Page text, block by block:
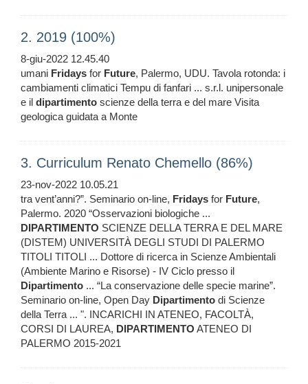
2. 2019 (100%)
8-giu-2022 12.45.40
umani Fridays for Future, Palermo, UDU. Tavola rotonda: i
cambiamenti climatici Tempu di fanfari ... s.r.l. unipersonale
e il dipartimento scienze della terra e del mare Visita
geologica guidata a Monte
3. Curriculum Renato Chemello (86%)
23-nov-2022 10.05.21
tra vent’anni?”. Seminario on-line, Fridays for Future,
Palermo. 2020 “Osservazioni biologiche ...
DIPARTIMENTO SCIENZE DELLA TERRA E DEL MARE
(DISTEM) UNIVERSITÀ DEGLI STUDI DI PALERMO
TITOLI TITOLI ... Dottore di ricerca in Scienze Ambientali
(Ambiente Marino e Risorse) - IV Ciclo presso il
Dipartimento ... “La conservazione delle specie marine”.
Seminario on-line, Open Day Dipartimento di Scienze
della Terra ... ". INCARICHI IN ATENEO, FACOLTÀ,
CORSI DI LAUREA, DIPARTIMENTO ATENEO DI
PALERMO 2015-2021